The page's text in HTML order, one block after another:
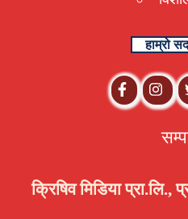
हाम्रो
क्रिषिव मिडिया